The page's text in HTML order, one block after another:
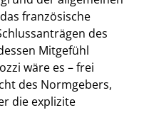
französische
des
Mitgefühl
wäre es – frei
des Normgebers,
die explizite